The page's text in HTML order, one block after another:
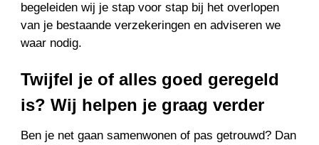
begeleiden wij je stap voor stap bij het overlopen
van je bestaande verzekeringen en adviseren we
waar nodig.
Twijfel je of alles goed geregeld
is? Wij helpen je graag verder
Ben je net gaan samenwonen of pas getrouwd? Dan